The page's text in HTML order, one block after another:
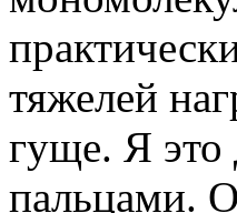
тяжелей
гуще. Я это
пальцами.